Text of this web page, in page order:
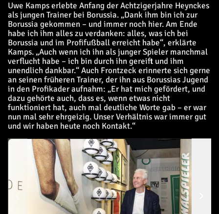
Uwe Kamps erlebte Anfang der Achtzigerjahre Heynckes
als jungen Trainer bei Borussia. „Dank ihm bin ich zur
Borussia gekommen – und immer noch hier. Am Ende
habe ich ihm alles zu verdanken: alles, was ich bei
Borussia und im Profifußball erreicht habe“, erklärte
Kamps. „Auch wenn ich ihn als junger Spieler manchmal
verflucht habe – ich bin durch ihn gereift und ihm
unendlich dankbar.“ Auch Frontzeck erinnerte sich gerne
an seinen früheren Trainer, der ihn aus Borussias Jugend
in den Profikader aufnahm: „Er hat mich gefördert, und
dazu gehörte auch, dass es, wenn etwas nicht
funktioniert hat, auch mal deutliche Worte gab – er war
nun mal sehr ehrgeizig. Unser Verhältnis war immer gut
und wir haben heute noch Kontakt.“